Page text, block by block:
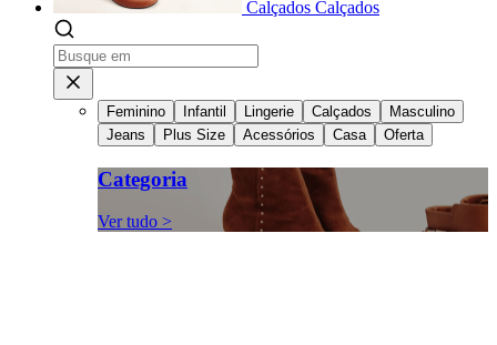
Calçados Calçados
Feminino Infantil Lingerie Calçados
Masculino
Jeans
Plus Size Acessórios Casa Oferta
Categoria
Ver tudo >